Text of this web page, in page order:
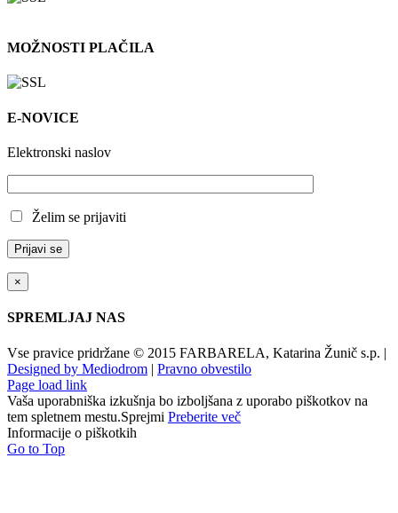
MOŽNOSTI PLAČILA
E-NOVICE
Elektronski naslov
Želim se prijaviti
×
SPREMLJAJ NAS
Vse pravice pridržane © 2015 FARBARELA, Katarina Žunič s.p. |
Designed by Mediodrom | Pravno obvestilo
Page load link
Vaša uporabniška izkušnja bo izboljšana z uporabo piškotkov na
tem spletnem mestu.Sprejmi Preberite več
Informacije o piškotkih
Go to Top